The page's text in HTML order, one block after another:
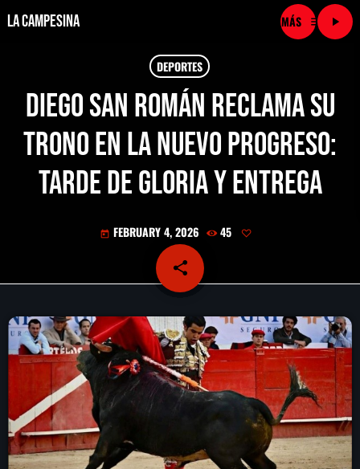
La Campesina menu
play_arrow
play_arrow LA CAMPESINA CADENA
play_arrow LA CAMPESINA 101.9 FM
play_arrow LA CAMPESINA 96.7 FM
LA CAMPESINA 106.3 FM
play_arrow LA CAMPESINA 92.5 FM
play_arrow LA CAMPESINA 107.9 FM
LA CAMPESINA 104.5 FM
play_arrow LA CAMPESINA GEORGIA
DEPORTES
Diego San Román reclama su
trono en la Nuevo Progreso:
Tarde de gloria y entrega
today FEBRUARY 4, 2026 45
share
email